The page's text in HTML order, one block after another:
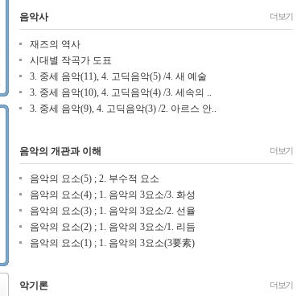
음악사 더보기
재즈의 역사
시대별 작곡가 도표
3. 중세 음악(11), 4. 고딕음악(5) /4. 새 예술
3. 중세 음악(10), 4. 고딕음악(4) /3. 세속의 ..
3. 중세 음악(9), 4. 고딕음악(3) /2. 아르스 안..
음악의 개관과 이해 더보기
음악의 요소(5) ; 2. 부수적 요소
음악의 요소(4) ; 1. 음악의 3요소/3. 화성
음악의 요소(3) ; 1. 음악의 3요소/2. 선율
음악의 요소(2) ; 1. 음악의 3요소/1. 리듬
음악의 요소(1) ; 1. 음악의 3요소(3要素)
악기론 더보기